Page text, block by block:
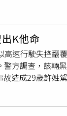
括機師及空服員
相關管理制度外
定，以及各航
握的初步資訊
律程序中享有基
何違法行為，
等「可信任的內
查及跨國合作，
將依法及依公司
目擊民眾拍下並
穩，後續將通知
K他命
速行駛失控翻
方調查，該輛
造成29歲許姓駕
一名陳男則四肢
行駛，疑似涉及
車內發現裝有